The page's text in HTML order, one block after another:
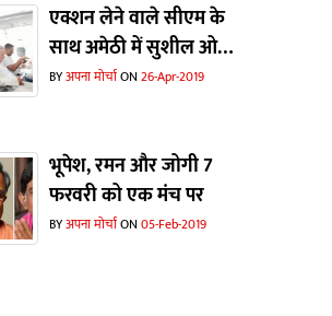
एक्शन लेने वाले सीएम के
साथ अमेठी में सुशील ओझा
भी
BYअपना मोर्चाON26-Apr-2019
भूपेश, रमन और जोगी 7
फरवरी को एक मंच पर
BYअपना मोर्चाON05-Feb-2019